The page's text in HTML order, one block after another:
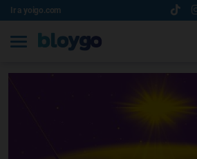
Ir a yoigo.com